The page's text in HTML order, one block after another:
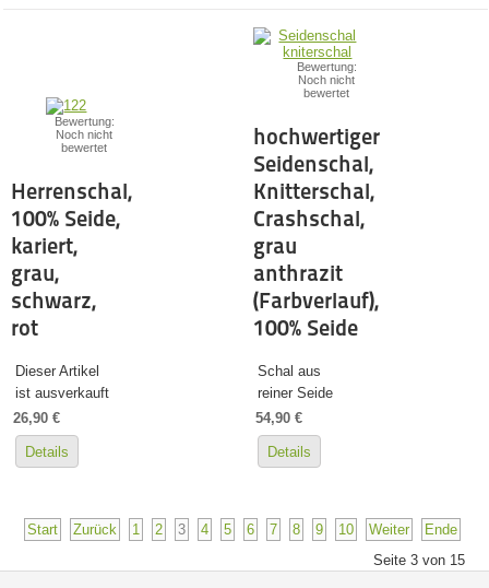
Bewertung:
Noch nicht
bewertet
Herrenschal,
100% Seide,
kariert,
grau,
schwarz,
rot
Dieser Artikel
ist ausverkauft
26,90 €
Details
Bewertung:
Noch nicht
bewertet
hochwertiger
Seidenschal,
Knitterschal,
Crashschal,
grau
anthrazit
(Farbverlauf),
100% Seide
Schal aus
reiner Seide
54,90 €
Details
Start Zurück 1 2 3 4 5 6 7 8 9 10 Weiter
Ende
Seite 3 von 15